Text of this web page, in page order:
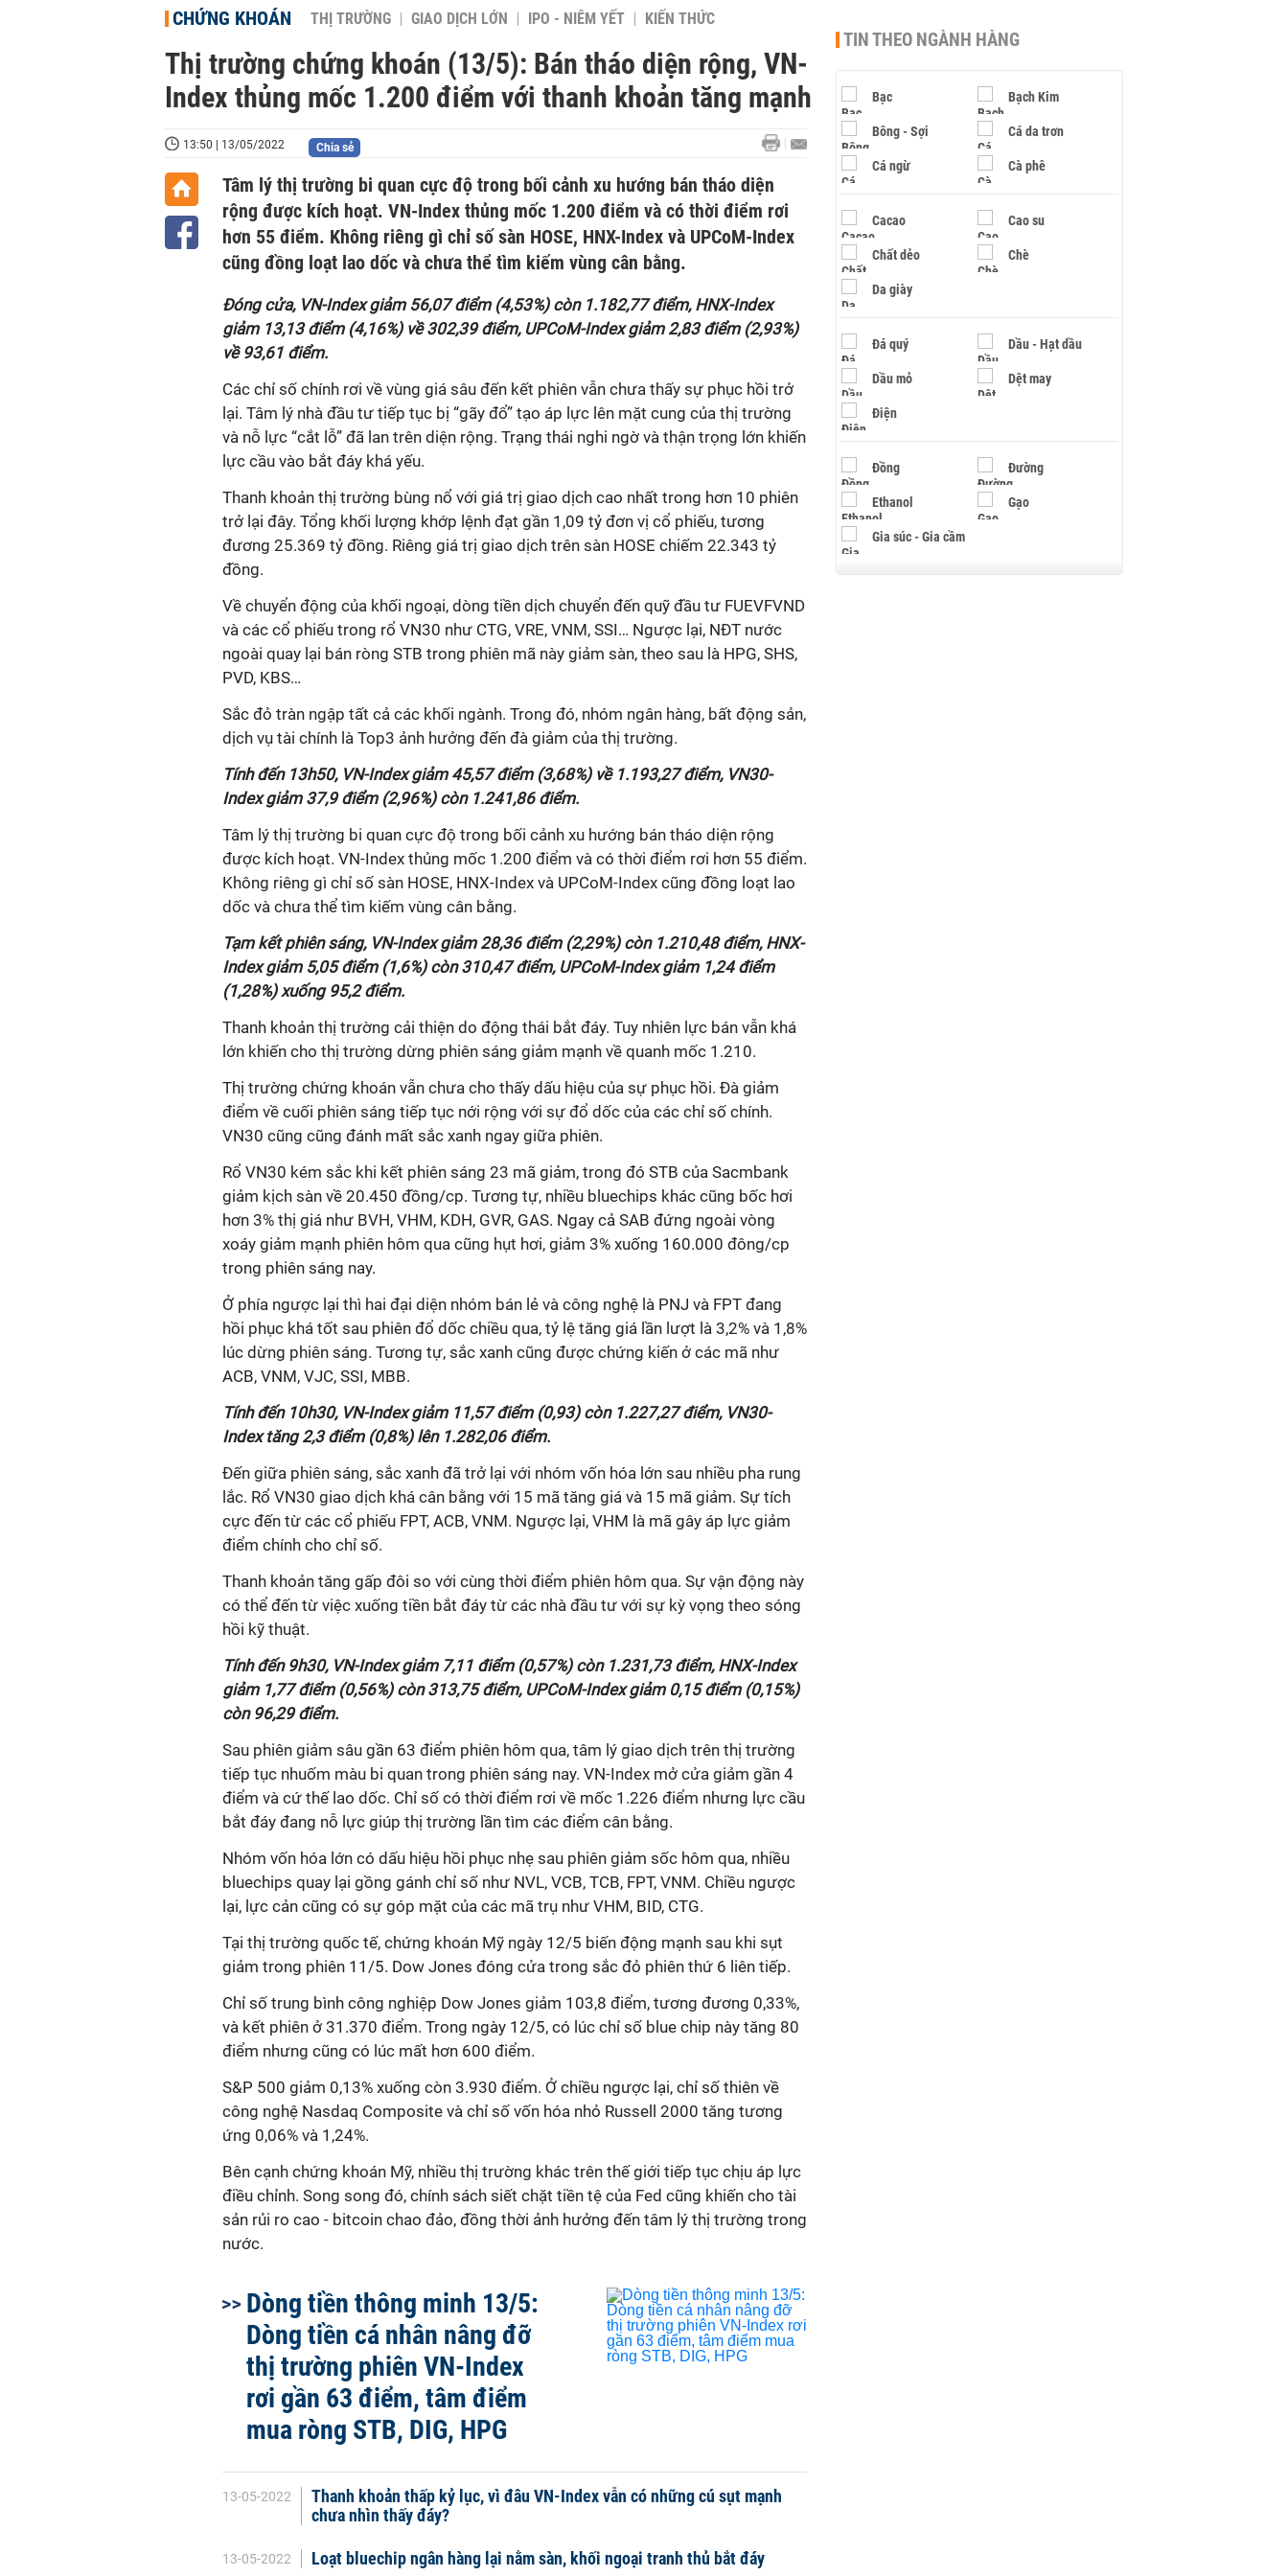
CHỨNG KHOÁN THỊ TRƯỜNG GIAO DỊCH LỚN IPO - NIÊM YẾT KIẾN THỨC
Thị trường chứng khoán (13/5): Bán tháo diện rộng, VN-
Index thủng mốc 1.200 điểm với thanh khoản tăng mạnh
13:50 | 13/05/2022 Chia sẻ
Tâm lý thị trường bi quan cực độ trong bối cảnh xu hướng bán tháo diện
rộng được kích hoạt. VN-Index thủng mốc 1.200 điểm và có thời điểm rơi
hơn 55 điểm. Không riêng gì chỉ số sàn HOSE, HNX-Index và UPCoM-Index
cũng đồng loạt lao dốc và chưa thể tìm kiếm vùng cân bằng.
Đóng cửa, VN-Index giảm 56,07 điểm (4,53%) còn 1.182,77 điểm, HNX-Index
giảm 13,13 điểm (4,16%) về 302,39 điểm, UPCoM-Index giảm 2,83 điểm (2,93%)
về 93,61 điểm.
Các chỉ số chính rơi về vùng giá sâu đến kết phiên vẫn chưa thấy sự phục hồi trở
lại. Tâm lý nhà đầu tư tiếp tục bị “gãy đổ” tạo áp lực lên mặt cung của thị trường
và nỗ lực “cắt lỗ” đã lan trên diện rộng. Trạng thái nghi ngờ và thận trọng lớn khiến
lực cầu vào bắt đáy khá yếu.
Thanh khoản thị trường bùng nổ với giá trị giao dịch cao nhất trong hơn 10 phiên
trở lại đây. Tổng khối lượng khớp lệnh đạt gần 1,09 tỷ đơn vị cổ phiếu, tương
đương 25.369 tỷ đồng. Riêng giá trị giao dịch trên sàn HOSE chiếm 22.343 tỷ
đồng.
Về chuyển động của khối ngoại, dòng tiền dịch chuyển đến quỹ đầu tư FUEVFVND
và các cổ phiếu trong rổ VN30 như CTG, VRE, VNM, SSI… Ngược lại, NĐT nước
ngoài quay lại bán ròng STB trong phiên mã này giảm sàn, theo sau là HPG, SHS,
PVD, KBS…
Sắc đỏ tràn ngập tất cả các khối ngành. Trong đó, nhóm ngân hàng, bất động sản,
dịch vụ tài chính là Top3 ảnh hưởng đến đà giảm của thị trường.
Tính đến 13h50, VN-Index giảm 45,57 điểm (3,68%) về 1.193,27 điểm, VN30-
Index giảm 37,9 điểm (2,96%) còn 1.241,86 điểm.
Tâm lý thị trường bi quan cực độ trong bối cảnh xu hướng bán tháo diện rộng
được kích hoạt. VN-Index thủng mốc 1.200 điểm và có thời điểm rơi hơn 55 điểm.
Không riêng gì chỉ số sàn HOSE, HNX-Index và UPCoM-Index cũng đồng loạt lao
dốc và chưa thể tìm kiếm vùng cân bằng.
Tạm kết phiên sáng, VN-Index giảm 28,36 điểm (2,29%) còn 1.210,48 điểm, HNX-
Index giảm 5,05 điểm (1,6%) còn 310,47 điểm, UPCoM-Index giảm 1,24 điểm
(1,28%) xuống 95,2 điểm.
Thanh khoản thị trường cải thiện do động thái bắt đáy. Tuy nhiên lực bán vẫn khá
lớn khiến cho thị trường dừng phiên sáng giảm mạnh về quanh mốc 1.210.
Thị trường chứng khoán vẫn chưa cho thấy dấu hiệu của sự phục hồi. Đà giảm
điểm về cuối phiên sáng tiếp tục nới rộng với sự đổ dốc của các chỉ số chính.
VN30 cũng cũng đánh mất sắc xanh ngay giữa phiên.
Rổ VN30 kém sắc khi kết phiên sáng 23 mã giảm, trong đó STB của Sacmbank
giảm kịch sàn về 20.450 đồng/cp. Tương tự, nhiều bluechips khác cũng bốc hơi
hơn 3% thị giá như BVH, VHM, KDH, GVR, GAS. Ngay cả SAB đứng ngoài vòng
xoáy giảm mạnh phiên hôm qua cũng hụt hơi, giảm 3% xuống 160.000 đông/cp
trong phiên sáng nay.
Ở phía ngược lại thì hai đại diện nhóm bán lẻ và công nghệ là PNJ và FPT đang
hồi phục khá tốt sau phiên đổ dốc chiều qua, tỷ lệ tăng giá lần lượt là 3,2% và 1,8%
lúc dừng phiên sáng. Tương tự, sắc xanh cũng được chứng kiến ở các mã như
ACB, VNM, VJC, SSI, MBB.
Tính đến 10h30, VN-Index giảm 11,57 điểm (0,93) còn 1.227,27 điểm, VN30-
Index tăng 2,3 điểm (0,8%) lên 1.282,06 điểm.
Đến giữa phiên sáng, sắc xanh đã trở lại với nhóm vốn hóa lớn sau nhiều pha rung
lắc. Rổ VN30 giao dịch khá cân bằng với 15 mã tăng giá và 15 mã giảm. Sự tích
cực đến từ các cổ phiếu FPT, ACB, VNM. Ngược lại, VHM là mã gây áp lực giảm
điểm chính cho chỉ số.
Thanh khoản tăng gấp đôi so với cùng thời điểm phiên hôm qua. Sự vận động này
có thể đến từ việc xuống tiền bắt đáy từ các nhà đầu tư với sự kỳ vọng theo sóng
hồi kỹ thuật.
Tính đến 9h30, VN-Index giảm 7,11 điểm (0,57%) còn 1.231,73 điểm, HNX-Index
giảm 1,77 điểm (0,56%) còn 313,75 điểm, UPCoM-Index giảm 0,15 điểm (0,15%)
còn 96,29 điểm.
Sau phiên giảm sâu gần 63 điểm phiên hôm qua, tâm lý giao dịch trên thị trường
tiếp tục nhuốm màu bi quan trong phiên sáng nay. VN-Index mở cửa giảm gần 4
điểm và cứ thế lao dốc. Chỉ số có thời điểm rơi về mốc 1.226 điểm nhưng lực cầu
bắt đáy đang nỗ lực giúp thị trường lần tìm các điểm cân bằng.
Nhóm vốn hóa lớn có dấu hiệu hồi phục nhẹ sau phiên giảm sốc hôm qua, nhiều
bluechips quay lại gồng gánh chỉ số như NVL, VCB, TCB, FPT, VNM. Chiều ngược
lại, lực cản cũng có sự góp mặt của các mã trụ như VHM, BID, CTG.
Tại thị trường quốc tế, chứng khoán Mỹ ngày 12/5 biến động mạnh sau khi sụt
giảm trong phiên 11/5. Dow Jones đóng cửa trong sắc đỏ phiên thứ 6 liên tiếp.
Chỉ số trung bình công nghiệp Dow Jones giảm 103,8 điểm, tương đương 0,33%,
và kết phiên ở 31.370 điểm. Trong ngày 12/5, có lúc chỉ số blue chip này tăng 80
điểm nhưng cũng có lúc mất hơn 600 điểm.
S&P 500 giảm 0,13% xuống còn 3.930 điểm. Ở chiều ngược lại, chỉ số thiên về
công nghệ Nasdaq Composite và chỉ số vốn hóa nhỏ Russell 2000 tăng tương
ứng 0,06% và 1,24%.
Bên cạnh chứng khoán Mỹ, nhiều thị trường khác trên thế giới tiếp tục chịu áp lực
điều chỉnh. Song song đó, chính sách siết chặt tiền tệ của Fed cũng khiến cho tài
sản rủi ro cao - bitcoin chao đảo, đồng thời ảnh hưởng đến tâm lý thị trường trong
nước.
Dòng tiền thông minh 13/5:
Dòng tiền cá nhân nâng đỡ
thị trường phiên VN-Index
rơi gần 63 điểm, tâm điểm
mua ròng STB, DIG, HPG
13-05-2022
Thanh khoản thấp kỷ lục, vì đâu VN-Index vẫn có những cú sụt mạnh
chưa nhìn thấy đáy?
13-05-2022 Loạt bluechip ngân hàng lại nằm sàn, khối ngoại tranh thủ bắt đáy
TIN THEO NGÀNH HÀNG
Bạc Bạch Kim
Bông - Sợi Cá da trơn
Cá ngừ Cà phê
Cacao Cao su
Chất dẻo Chè
Da giày
Đá quý Dầu - Hạt dầu
Dầu mỏ Dệt may
Điện
Đồng Đường
Ethanol Gạo
Gia súc - Gia cầm